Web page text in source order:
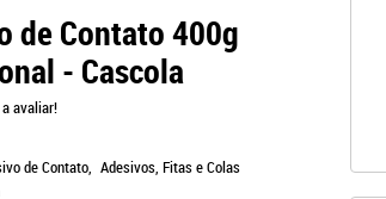
de Contato 400g
- Cascola
avaliar!
de Contato Adesivos, Fitas e Colas